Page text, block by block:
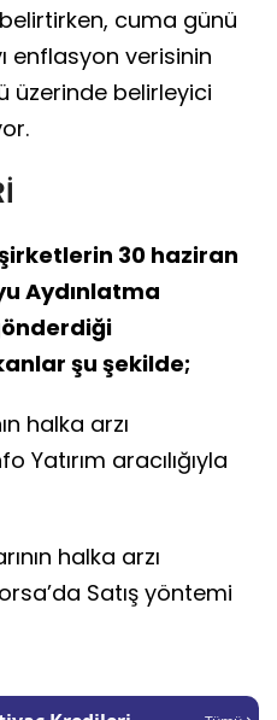
cuma günü
enflasyon verisinin
üzerinde belirleyici
30 haziran
Aydınlatma
şu şekilde;
halka arzı
Yatırım aracılığıyla
halka arzı
Satış yöntemi